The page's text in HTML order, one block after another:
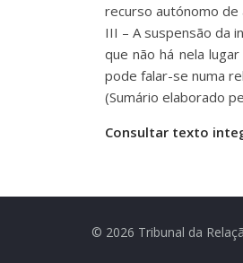
recurso autónomo de
III – A suspensão da
que não há nela
pode falar-se numa
(Sumário elaborado
Consultar texto
© 2026 Tribunal da